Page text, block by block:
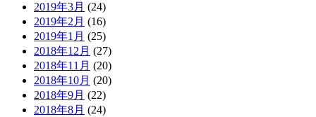
2019年3月 (24)
2019年2月 (16)
2019年1月 (25)
2018年12月 (27)
2018年11月 (20)
2018年10月 (20)
2018年9月 (22)
2018年8月 (24)